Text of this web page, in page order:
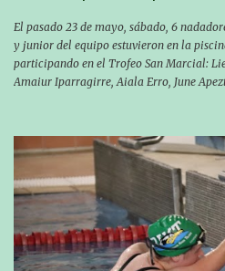
El pasado 23 de mayo, sábado, 6
y junior del equipo estuvieron en la
participando en el Trofeo San Marcial:
Amaiur Iparragirre, Aiala Erro, June
marcas. A pesar de no conseguir marca,
sirvió para reforzar su experiencia. La
temporada, pero seguiremos trabajando
trabajando para que cada uno consiga